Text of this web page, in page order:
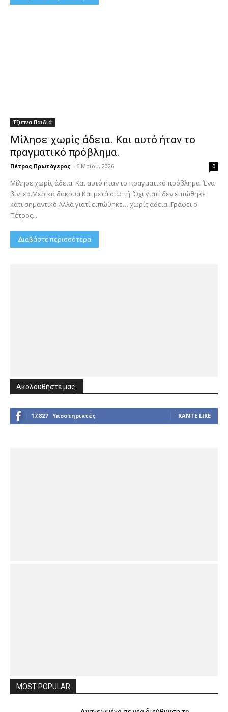
Έξυπνα Παιδιά
Μίλησε χωρίς άδεια. Και αυτό ήταν το
πραγματικό πρόβλημα.
Πέτρος Πρωτόγερος - 6 Μαΐου, 2026 0
Μίλησε χωρίς άδεια. Και αυτό ήταν το πραγματικό πρόβλημα. Ένα
βίντεο.Μερικά δάκρυα.Και μετά σιωπή. Όχι γιατί δεν ειπώθηκε
κάτι σημαντικό.Αλλά γιατί ειπώθηκε… χωρίς άδεια. Γράφει ο
Πέτρος...
Διαβάστε περισσότερα
Ακολουθήστε μας:
17,827 Υποστηρικτές ΚΆΝΤΕ LIKE
MOST POPULAR